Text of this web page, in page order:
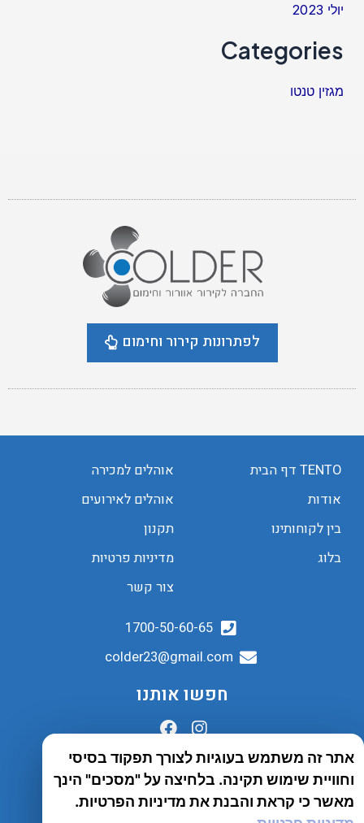
יולי 2023
Categories
מגזין טנטו
לפתרונות קירור וחימום
TENTO דף הבית
אודות
בין לקוחותינו
בלוג
אוהלים למכירה
אוהלים לאירועים
תקנון
מדיניות פרטיות
צור קשר
1700-50-60-65
colder23@gmail.com
חפשו אותנו
הובלות לכל הארץ
שירות יבואן
אתר זה משתמש בעוגיות לצורך תפקוד בסיסי
וחוויית שימוש תקינה. בלחיצה על "מסכים" הינך
מאשר כי קראת והבנת את מדיניות הפרטיות.